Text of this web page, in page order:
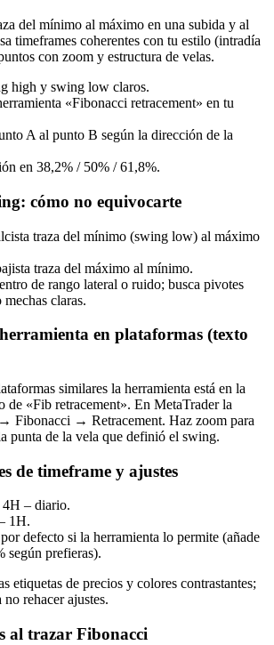
del mínimo al máximo en una subida y al
timeframes coherentes con tu estilo (intradía
con zoom y estructura de velas.
high y swing low claros.
«Fibonacci retracement» en tu
A al punto B según la dirección de la
en 38,2% / 50% / 61,8%.
cómo no equivocarte
traza del mínimo (swing low) al máximo
traza del máximo al mínimo.
de rango lateral o ruido; busca pivotes
claras.
en plataformas (texto
similares la herramienta está en la
de «Fib retracement». En MetaTrader la
Fibonacci → Retracement. Haz zoom para
punta de la vela que definió el swing.
de timeframe y ajustes
4H – diario.
1H.
defecto si la herramienta lo permite (añade
según prefieras).
etiquetas de precios y colores contrastantes;
rehacer ajustes.
al trazar Fibonacci